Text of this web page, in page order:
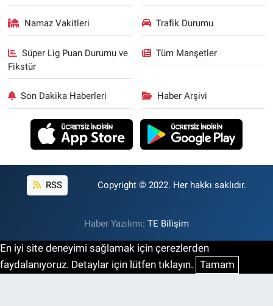
Namaz Vakitleri Trafik Durumu
Süper Lig Puan Durumu ve
Fikstür
Tüm Manşetler
Son Dakika Haberleri Haber Arşivi
RSS Copyright © 2022. Her hakkı saklıdır.
Haber Yazılımı: TE Bilişim
En iyi site deneyimi sağlamak için çerezlerden
faydalanıyoruz. Detaylar için lütfen tıklayın. Tamam